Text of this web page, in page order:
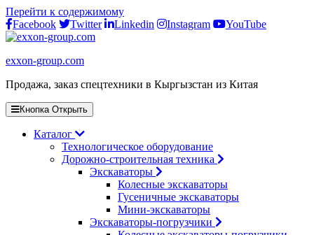
Перейти к содержимому
Facebook
Twitter Linkedin Instagram YouTube
exxon-group.com
Продажа, заказ спецтехники в Кыргызстан из Китая
Кнопка Открыть
Каталог
Технологическое оборудование
Дорожно-строительная техника
Экскаваторы
Колесные экскаваторы
Гусеничные экскаваторы
Мини-экскаваторы
Экскаваторы-погрузчики